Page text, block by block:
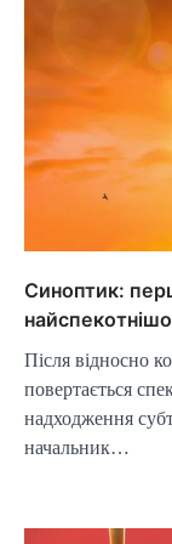
Синоптик:
Після відносно
повертається
надходження
начальник…